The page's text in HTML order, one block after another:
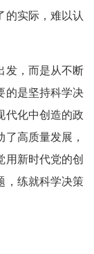
的实际，难以认
，而是从不断
的是坚持科学决
代化中创造的政
高质量发展，
用新时代党的创
，练就科学决策